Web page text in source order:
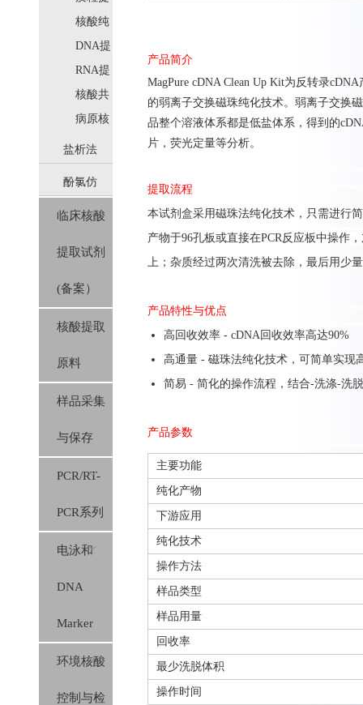
取
核酸纯
化
DNA提
取
RNA提
取
核酸共
提取
病原核
酸提取
盐析法
(SolPure)
酚氯仿
(Trizol系
列）
临床核酸
提取试剂
(备案）
核酸提取
原料
样品采集
与保存
PCR/RT-
PCR系列
电泳和
DNA
Marker
环境核酸
控制与检
产品简介
MagPure cDNA Clean Up Kit为反转录
的弱离子交换磁珠纯化技术。弱离子交换
品整个溶液体系都是低盐体系，得到的
片，荧光定量等分析。
提取流程
本试剂盒采用磁珠法纯化技术，只需进行
产物于96孔板或直接在PCR反应板中操作
上 ； 杂质经过两次清洗被去除 ， 最后用少
产品特性与优点
高回收效率 - cDNA回收效率高达90%
高通量 - 磁珠法纯化技术，可简单实现
简易 - 简化的操作流程，结合-洗涤-洗脱
产品参数
主要功能
纯化产物
下游应用
纯化技术
操作方法
样品类型
样品用量
回收率
最少洗脱体积
操作时间